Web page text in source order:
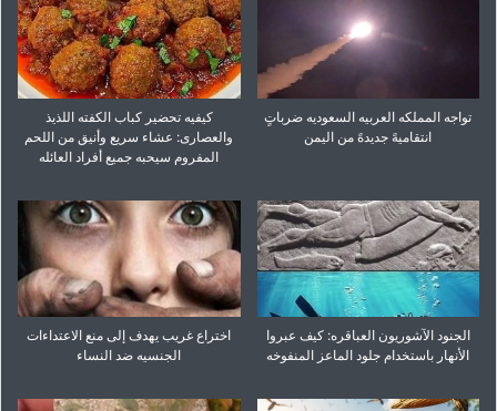
تواجه المملکه العربیه السعودیه ضرباتٍ
انتقامیهً جدیدهً من الیمن
کیفیه تحضیر کباب الکفته اللذیذ
والعصاری: عشاء سریع وأنیق من اللحم
المفروم سیحبه جمیع أفراد العائله
الجنود الآشوریون العباقره: کیف عبروا
الأنهار باستخدام جلود الماعز المنفوخه
اختراع غریب یهدف إلى منع الاعتداءات
الجنسیه ضد النساء